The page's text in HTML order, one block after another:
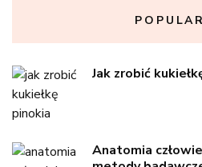
Jak zrobić
Anatomia